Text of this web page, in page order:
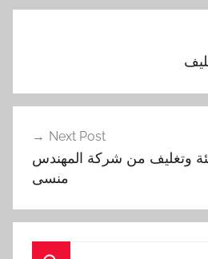
Next Post
وتغليف من شركة المهندس
منسى